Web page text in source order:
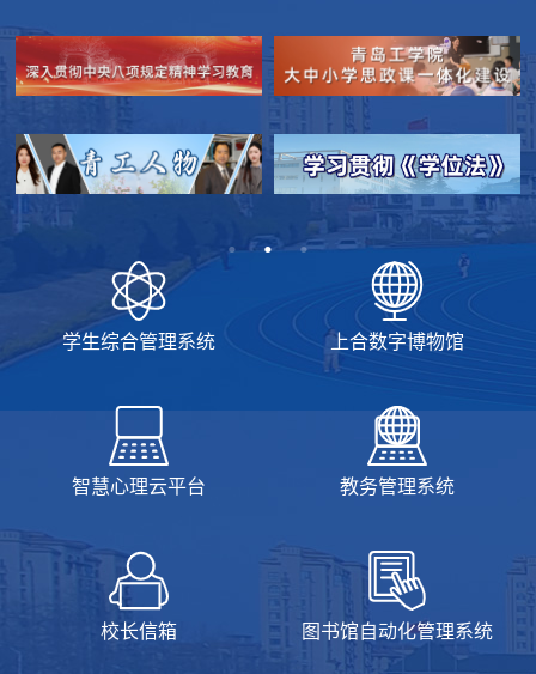
学生综合管理系统 上合数字博物馆
智慧心理云平台 教务管理系统
校长信箱 图书馆自动化管理系统